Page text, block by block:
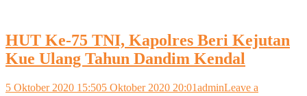
HUT Ke-75 TNI, Kapolres Beri Kejutan
Kue Ulang Tahun Dandim Kendal
5 Oktober 2020 15:505 Oktober 2020 20:01adminLeave a